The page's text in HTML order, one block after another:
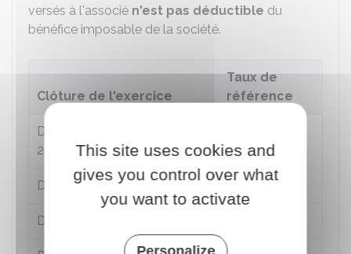
versés à l'associé n'est pas déductible du
bénéfice imposable de la société.
Clôture de l'exercice
Taux de
référence
Du 31 janvier au 27 février
2023
Du 28 février au 30 mars 2023 2,83 %
Du 31 mars au 29 avril 2023
This site uses cookies and
gives you control over what
you want to activate
Personalize